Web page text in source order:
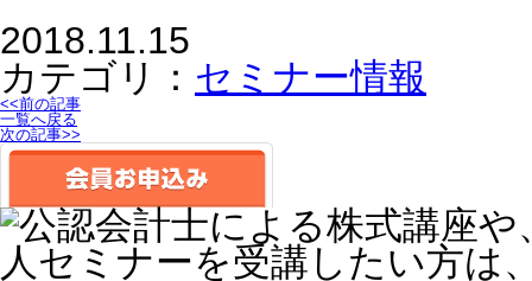
2018.11.15
カテゴリ： セミナー情報
<<前の記事
一覧へ戻る
次の記事>>